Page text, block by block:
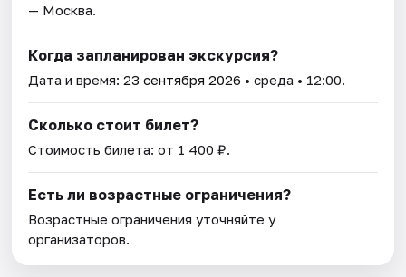
— Москва.
Когда запланирован экскурсия?
Дата и время:23 сентября 2026 • среда • 12:00.
Сколько стоит билет?
Стоимость билета: от 1 400 ₽.
Есть ли возрастные ограничения?
Возрастные ограничения уточняйте у
организаторов.